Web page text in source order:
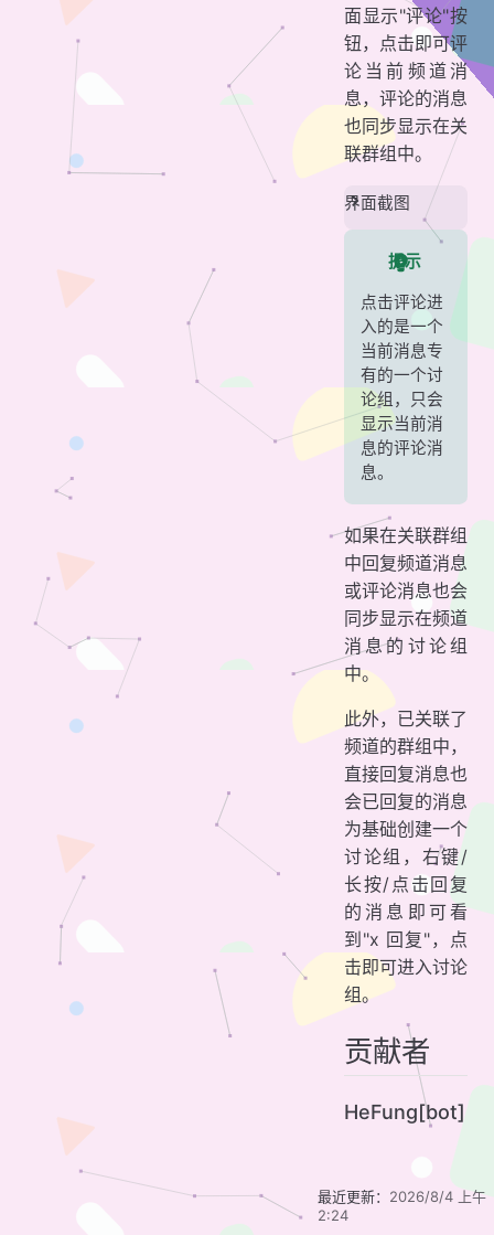
面显示"评论"按
钮，点击即可评
论当前频道消
息，评论的消息
也同步显示在关
联群组中。
界面截图
提示
点击评论进
入的是一个
当前消息专
有的一个讨
论组，只会
显示当前消
息的评论消
息。
如果在关联群组
中回复频道消息
或评论消息也会
同步显示在频道
消息的讨论组
中。
此外，已关联了
频道的群组中，
直接回复消息也
会已回复的消息
为基础创建一个
讨论组，右键/
长按/点击回复
的消息即可看
到"x 回复"，点
击即可进入讨论
组。
贡献者
HeFung[bot]
最近更新： 2026/8/4 上午
2:24